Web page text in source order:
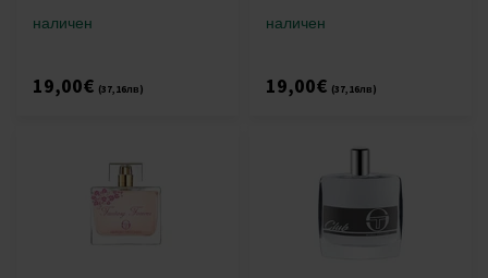
наличен
19,00€ (37,16лв)
наличен
19,00€ (37,16лв)